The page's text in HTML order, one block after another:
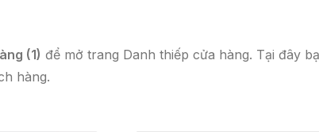
(1) để mở trang Danh thiếp cửa hàng. Tại đây
hàng.